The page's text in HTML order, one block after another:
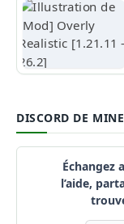
DISCORD DE
Échangez
l’aide,